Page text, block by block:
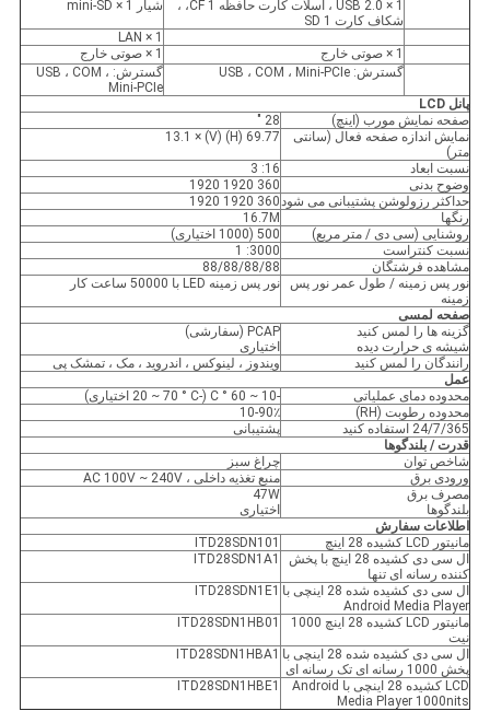
1 × USB 2.0 ، اسلات کارت حافظه CF 1، ،
شکاف کارت SD 1
شیار 1 × mini-SD
1 × LAN
1 × صوتی خارج
1 × صوتی خارج
گسترش: USB ، COM ، Mini-PCIe
گسترش: USB ، COM ،
Mini-PCIe
پانل LCD
صفحه نمایش مورب (اینچ)
28 "
نمایش اندازه صفحه فعال (سانتی
متر)
69.77 (H) 13.1 × (V)
نسبت ابعاد
16: 3
وضوح بدنی
360 1920 1920
حداکثر رزولوشن پشتیبانی می شود360 1920 1920
رنگها
16.7M
روشنایی (سی دی / متر مربع)
500 (1000 اختیاری)
نسبت کنتراست
3000: 1
مشاهده فرشتگان
88/88/88/88
نور پس زمینه / طول عمر نور پس
زمینه
نور پس زمینه LED با 50000 ساعت کار
صفحه لمسی
گزینه ها را لمس کنید
شیشه ی حرارت دیده
PCAP (سفارشی)
اختیاری
رانندگان را لمس کنید
ویندوز ، لینوکس ، اندروید ، مک ، تمشک پی
عمل
محدوده دمای عملیاتی
-10 ~ 60 ° C (-20 ~ 70 ° C اختیاری)
محدوده رطوبت (RH)
10-90٪
24/7/365 استفاده کنید
پشتیبانی
قدرت / بلندگوها
شاخص توان
چراغ سبز
ورودی برق
منبع تغذیه داخلی ، AC 100V ~ 240V
مصرف برق
بلندگوها
47W
اختیاری
اطلاعات سفارش
مانیتور LCD کشیده 28 اینچ
ITD28SDN101
ال سی دی کشیده 28 اینچ با پخش
کننده رسانه ای تنها
ITD28SDN1A1
ال سی دی کشیده شده 28 اینچی با
Android Media Player
ITD28SDN1E1
مانیتور LCD کشیده 28 اینچ 1000
نیت
ITD28SDN1HB01
ال سی دی کشیده شده 28 اینچی با
پخش 1000 رسانه ای تک رسانه ای
ITD28SDN1HBA1
LCD کشیده 28 اینچی با Android
Media Player 1000nits
ITD28SDN1HBE1